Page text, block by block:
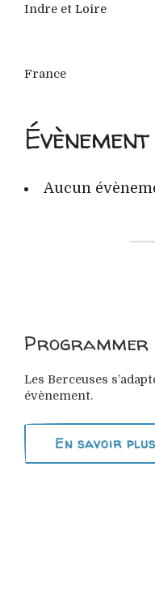
Indre et Loire
France
Aucun
Programmer
Les Berceuses
évènement.
En savoir plus